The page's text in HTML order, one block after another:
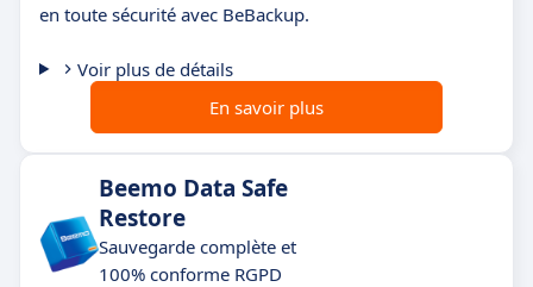
en toute sécurité avec BeBackup.
Voir plus de détails
En savoir plus
Beemo Data Safe
Restore
Sauvegarde complète et
100% conforme RGPD